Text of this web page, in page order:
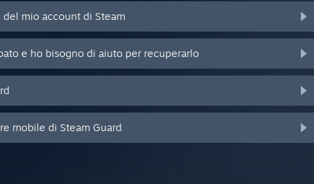
mio account di Steam
e ho bisogno di aiuto per recuperarlo
mobile di Steam Guard